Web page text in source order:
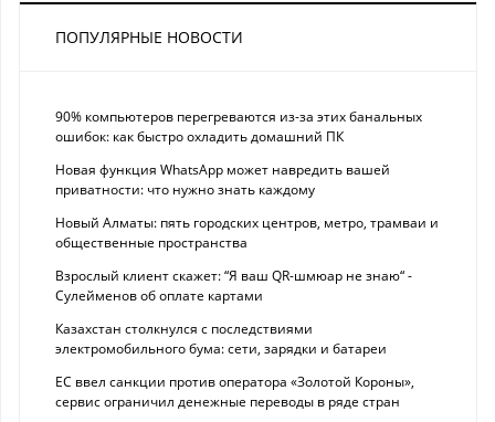
ПОПУЛЯРНЫЕ НОВОСТИ
90% компьютеров перегреваются из-за этих банальных
ошибок: как быстро охладить домашний ПК
Новая функция WhatsApp может навредить вашей
приватности: что нужно знать каждому
Новый Алматы: пять городских центров, метро, трамваи и
общественные пространства
Взрослый клиент скажет: “Я ваш QR-шмюар не знаю“ -
Сулейменов об оплате картами
Казахстан столкнулся с последствиями
электромобильного бума: сети, зарядки и батареи
ЕС ввел санкции против оператора «Золотой Короны»,
сервис ограничил денежные переводы в ряде стран